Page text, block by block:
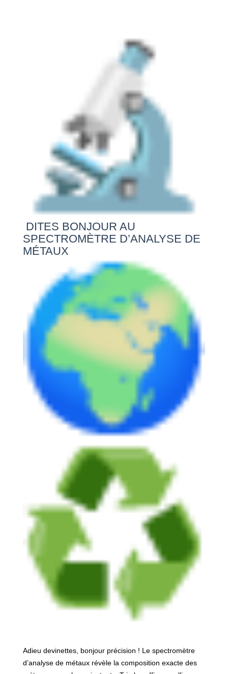
DITES BONJOUR AU
SPECTROMÈTRE D’ANALYSE DE
MÉTAUX
Adieu devinettes, bonjour précision ! Le spectromètre
d’analyse de métaux révèle la composition exacte des